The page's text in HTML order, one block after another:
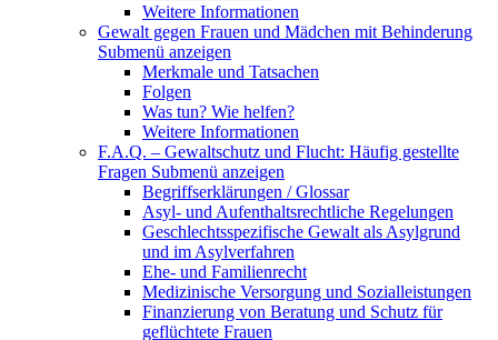
Weitere Informationen
Gewalt gegen Frauen und Mädchen mit Behinderung
Submenü anzeigen
Merkmale und Tatsachen
Folgen
Was tun? Wie helfen?
Weitere Informationen
F.A.Q. – Gewaltschutz und Flucht: Häufig gestellte
Fragen Submenü anzeigen
Begriffserklärungen / Glossar
Asyl- und Aufenthaltsrechtliche Regelungen
Geschlechtsspezifische Gewalt als Asylgrund
und im Asylverfahren
Ehe- und Familienrecht
Medizinische Versorgung und Sozialleistungen
Finanzierung von Beratung und Schutz für
geflüchtete Frauen